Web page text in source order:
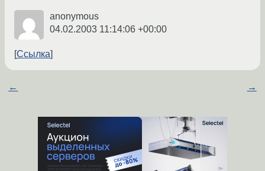
anonymous
04.02.2003 11:14:06 +00:00
Ссылка
← →